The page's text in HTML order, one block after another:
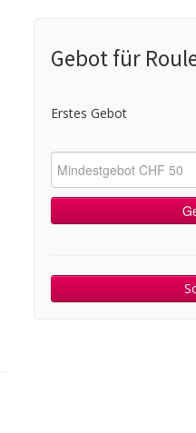
Gebot für
Erstes Gebot